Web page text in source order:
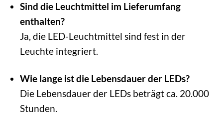
Sind die Leuchtmittel im Lieferumfang
enthalten?
Ja, die LED-Leuchtmittel sind fest in der
Leuchte integriert.
Wie lange ist die Lebensdauer der LEDs?
Die Lebensdauer der LEDs beträgt ca. 20.000
Stunden.